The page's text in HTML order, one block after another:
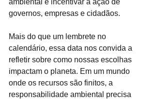
ambiental e incentivar a ação de
governos, empresas e cidadãos.
Mais do que um lembrete no
calendário, essa data nos convida a
refletir sobre como nossas escolhas
impactam o planeta. Em um mundo
onde os recursos são finitos, a
responsabilidade ambiental precisa